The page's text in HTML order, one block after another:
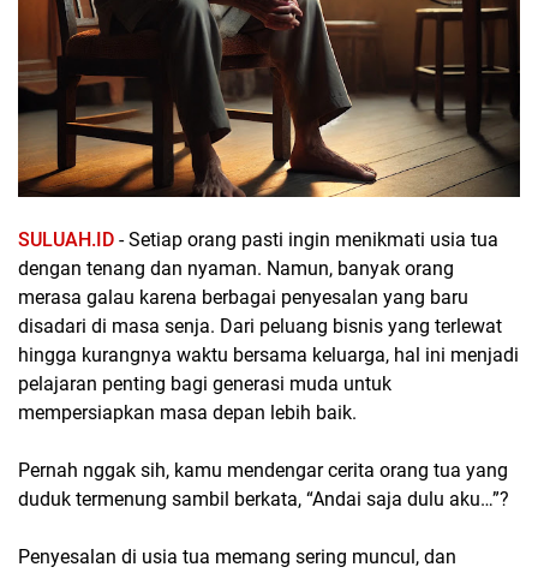
SULUAH.ID - Setiap orang pasti ingin menikmati usia tua
dengan tenang dan nyaman. Namun, banyak orang
merasa galau karena berbagai penyesalan yang baru
disadari di masa senja. Dari peluang bisnis yang terlewat
hingga kurangnya waktu bersama keluarga, hal ini menjadi
pelajaran penting bagi generasi muda untuk
mempersiapkan masa depan lebih baik.
Pernah nggak sih, kamu mendengar cerita orang tua yang
duduk termenung sambil berkata, “Andai saja dulu aku…”?
Penyesalan di usia tua memang sering muncul, dan